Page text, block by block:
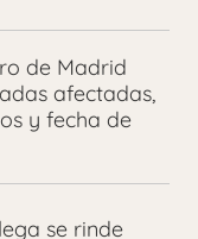
de Madrid
afectadas,
y fecha de
se rinde